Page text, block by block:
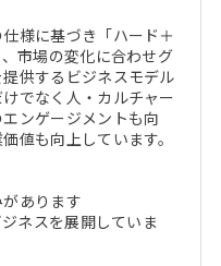
様に基づき「ハード＋
市場の変化に合わせグ
供するビジネスモデル
でなく人・カルチャー
ンゲージメントも向
値も向上しています。
あります
ネスを展開していま